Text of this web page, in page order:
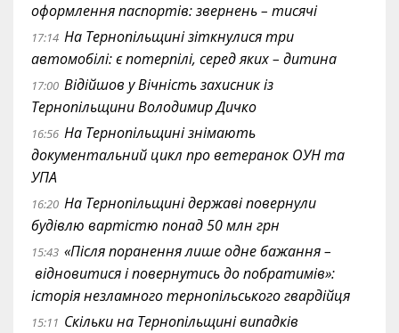
оформлення паспортів: звернень – тисячі
17:14 На Тернопільщині зіткнулися три
автомобілі: є потерпілі, серед яких – дитина
17:00 Відійшов у Вічність захисник із
Тернопільщини Володимир Дичко
16:56 На Тернопільщині знімають
документальний цикл про ветеранок ОУН та
УПА
16:20 На Тернопільщині державі повернули
будівлю вартістю понад 50 млн грн
15:43 «Після поранення лише одне бажання –
відновитися і повернутись до побратимів»:
історія незламного тернопільського гвардійця
15:11 Скільки на Тернопільщині випадків